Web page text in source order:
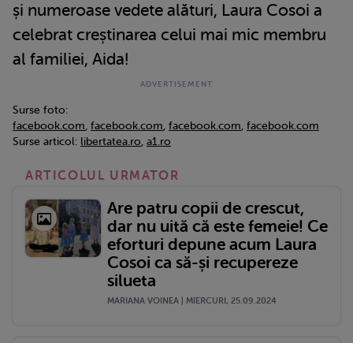
și numeroase vedete alături, Laura Cosoi a
celebrat creștinarea celui mai mic membru
al familiei, Aida!
Surse foto:
facebook.com, facebook.com, facebook.com, facebook.com
Surse articol: libertatea.ro, a1.ro
ARTICOLUL URMATOR
Are patru copii de crescut,
dar nu uită că este femeie! Ce
eforturi depune acum Laura
Cosoi ca să-și recupereze
silueta
MARIANA VOINEA | MIERCURI, 25.09.2024